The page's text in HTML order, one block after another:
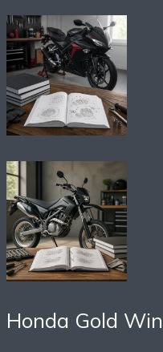
Honda Gold